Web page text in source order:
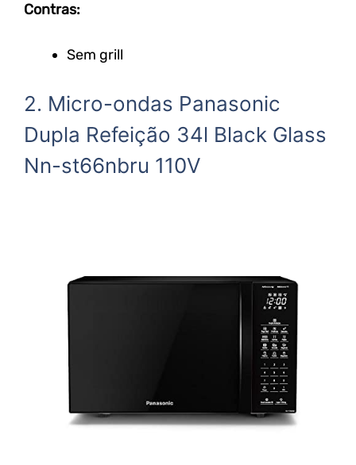
Contras:
Sem grill
2. Micro-ondas Panasonic
Dupla Refeição 34l Black Glass
Nn-st66nbru 110V